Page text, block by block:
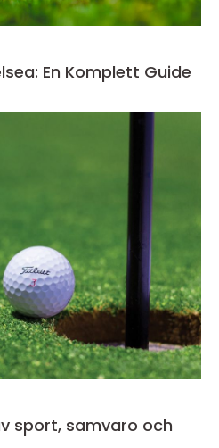
En Komplett Guide
sport, samvaro och